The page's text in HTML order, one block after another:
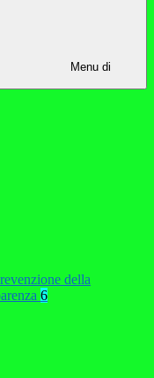
Menu di
della
6